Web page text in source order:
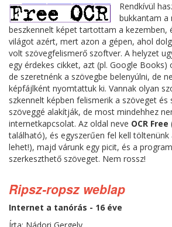
Rendkívül
bukkantam a
beszkennelt képet tartottam a kezemben,
világot azért, mert azon a gépen, ahol
volt szövegfelismerő szoftver. A helyzet
egy érdekes cikket, azt (pl. Google
de szeretnénk a szövegbe belenyúlni, de
képfájlként nyomtattuk ki. Vannak olyan
szkennelt képben felismerik a szöveget és
szöveggé alakítják, de most mindehhez
internetkapcsolat. Az oldal neve OCR Free
található), és egyszerűen fel kell
lehet!), majd várunk egy picit, és a
szerkeszthető szöveget. Nem rossz!
Ripsz-ropsz weblap
Internet a tanórás - 16 éve